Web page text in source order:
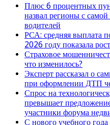
Плюс 6 процентных
назвал регионы с
водителей
РСА: средняя выплата
2026 году показала рост
Страховое
что изменилось?
Эксперт рассказал о
при оформлении ДТП
Спрос на
превышает
участники форума
С нового учебного